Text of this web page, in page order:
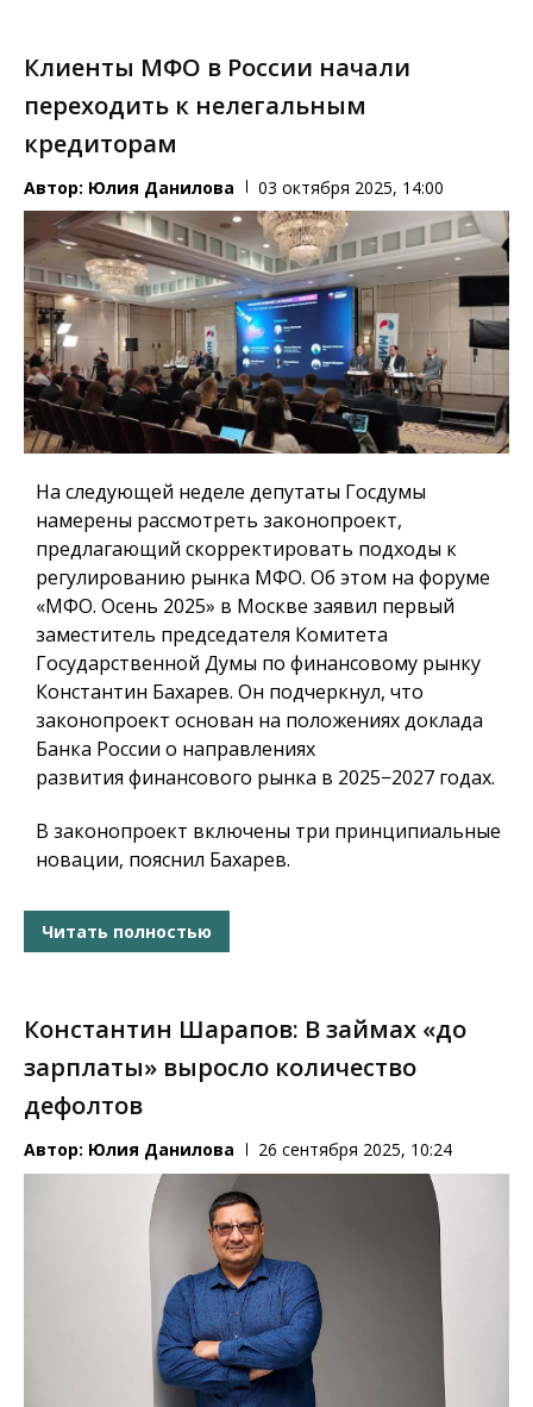
Клиенты МФО в России начали
переходить к нелегальным
кредиторам
Автор: Юлия Данилова 03 октября 2025, 14:00
На следующей неделе депутаты Госдумы
намерены рассмотреть законопроект,
предлагающий скорректировать подходы к
регулированию рынка МФО. Об этом на форуме
«МФО. Осень 2025» в Москве заявил первый
заместитель председателя Комитета
Государственной Думы по финансовому рынку
Константин Бахарев. Он подчеркнул, что
законопроект основан на положениях доклада
Банка России о направлениях
развития финансового рынка в 2025−2027 годах.
В законопроект включены три принципиальные
новации, пояснил Бахарев.
Читать полностью
Константин Шарапов: В займах «до
зарплаты» выросло количество
дефолтов
Автор: Юлия Данилова 26 сентября 2025, 10:24